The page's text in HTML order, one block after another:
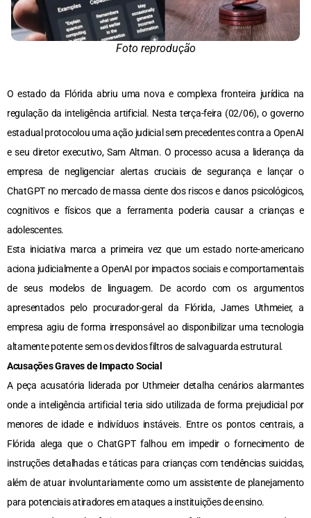
Foto reprodução
O estado da Flórida abriu uma nova e complexa fronteira jurídica na
regulação da inteligência artificial. Nesta terça-feira (02/06), o governo
estadual protocolou uma ação judicial sem precedentes contra a OpenAI
e seu diretor executivo, Sam Altman. O processo acusa a liderança da
empresa de negligenciar alertas cruciais de segurança e lançar o
ChatGPT no mercado de massa ciente dos riscos e danos psicológicos,
cognitivos e físicos que a ferramenta poderia causar a crianças e
adolescentes.
Esta iniciativa marca a primeira vez que um estado norte-americano
aciona judicialmente a OpenAI por impactos sociais e comportamentais
de seus modelos de linguagem. De acordo com os argumentos
apresentados pelo procurador-geral da Flórida, James Uthmeier, a
empresa agiu de forma irresponsável ao disponibilizar uma tecnologia
altamente potente sem os devidos filtros de salvaguarda estrutural.
Acusações Graves de Impacto Social
A peça acusatória liderada por Uthmeier detalha cenários alarmantes
onde a inteligência artificial teria sido utilizada de forma prejudicial por
menores de idade e indivíduos instáveis. Entre os pontos centrais, a
Flórida alega que o ChatGPT falhou em impedir o fornecimento de
instruções detalhadas e táticas para crianças com tendências suicidas,
além de atuar involuntariamente como um assistente de planejamento
para potenciais atiradores em ataques a instituições de ensino.